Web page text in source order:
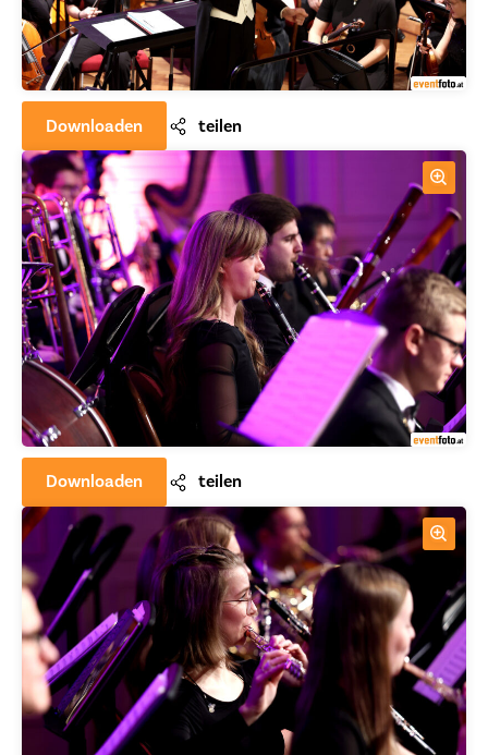
Downloaden teilen
Downloaden teilen